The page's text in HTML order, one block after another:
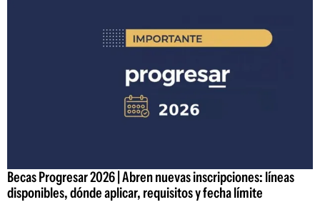
Becas Progresar 2026 | Abren nuevas inscripciones: líneas
disponibles, dónde aplicar, requisitos y fecha límite